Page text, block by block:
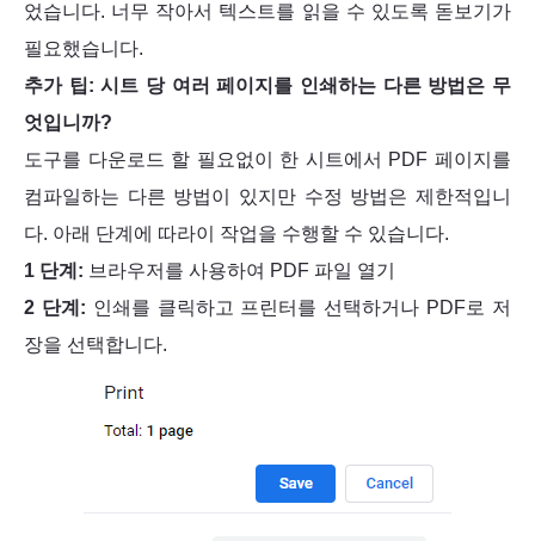
었습니다. 너무 작아서 텍스트를 읽을 수 있도록 돋보기가
필요했습니다.
추가 팁: 시트 당 여러 페이지를 인쇄하는 다른 방법은 무
엇입니까?
도구를 다운로드 할 필요없이 한 시트에서 PDF 페이지를
컴파일하는 다른 방법이 있지만 수정 방법은 제한적입니
다. 아래 단계에 따라이 작업을 수행할 수 있습니다.
1 단계: 브라우저를 사용하여 PDF 파일 열기
2 단계: 인쇄를 클릭하고 프린터를 선택하거나 PDF로 저
장을 선택합니다.